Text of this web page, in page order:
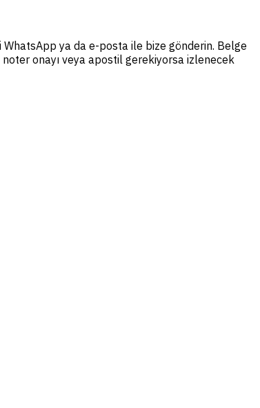
ya da e-posta ile bize gönderin. Belge
onayı veya apostil gerekiyorsa izlenecek